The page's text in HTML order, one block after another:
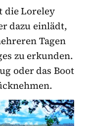
die Loreley
dazu einlädt,
Tagen
zu erkunden.
oder das Boot